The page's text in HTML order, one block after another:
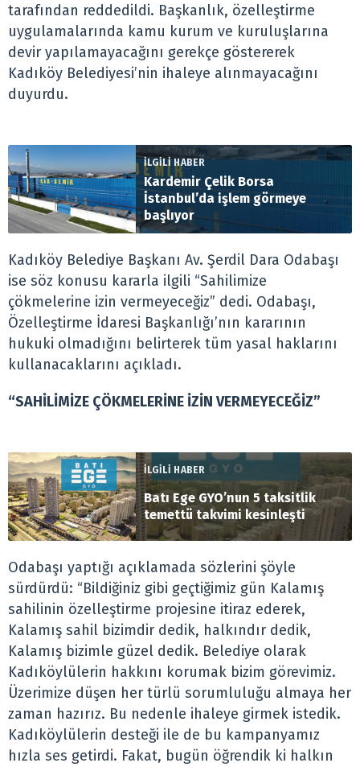
tarafından reddedildi. Başkanlık, özelleştirme
uygulamalarında kamu kurum ve kuruluşlarına
devir yapılamayacağını gerekçe göstererek
Kadıköy Belediyesi’nin ihaleye alınmayacağını
duyurdu.
İLGİLİ HABER
Kardemir Çelik Borsa
İstanbul’da işlem görmeye
başlıyor
Kadıköy Belediye Başkanı Av. Şerdil Dara Odabaşı
ise söz konusu kararla ilgili “Sahilimize
çökmelerine izin vermeyeceğiz” dedi. Odabaşı,
Özelleştirme İdaresi Başkanlığı’nın kararının
hukuki olmadığını belirterek tüm yasal haklarını
kullanacaklarını açıkladı.
“SAHİLİMİZE ÇÖKMELERİNE İZİN VERMEYECEĞİZ”
İLGİLİ HABER
Batı Ege GYO’nun 5 taksitlik
temettü takvimi kesinleşti
Odabaşı yaptığı açıklamada sözlerini şöyle
sürdürdü: “Bildiğiniz gibi geçtiğimiz gün Kalamış
sahilinin özelleştirme projesine itiraz ederek,
Kalamış sahil bizimdir dedik, halkındır dedik,
Kalamış bizimle güzel dedik. Belediye olarak
Kadıköylülerin hakkını korumak bizim görevimiz.
Üzerimize düşen her türlü sorumluluğu almaya her
zaman hazırız. Bu nedenle ihaleye girmek istedik.
Kadıköylülerin desteği ile de bu kampanyamız
hızla ses getirdi. Fakat, bugün öğrendik ki halkın